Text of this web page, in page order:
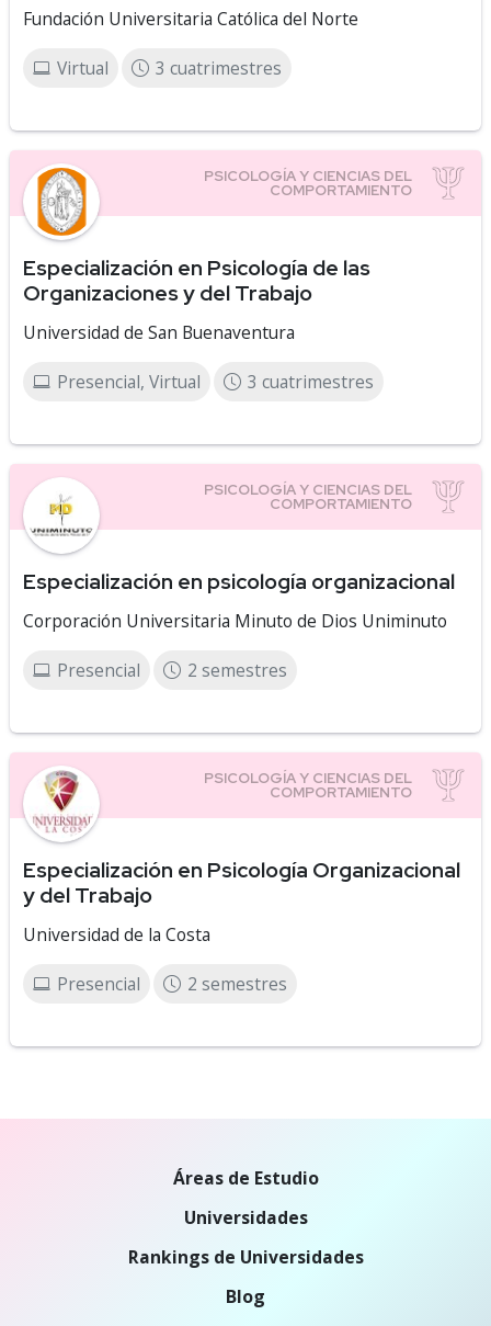
Fundación Universitaria Católica del Norte
Virtual 3 cuatrimestres
Especialización en Psicología de las
Organizaciones y del Trabajo
Universidad de San Buenaventura
Presencial, Virtual 3 cuatrimestres
Especialización en psicología organizacional
Corporación Universitaria Minuto de Dios Uniminuto
Presencial 2 semestres
Especialización en Psicología Organizacional
y del Trabajo
Universidad de la Costa
Presencial 2 semestres
Áreas de Estudio
Universidades
Rankings de Universidades
Blog